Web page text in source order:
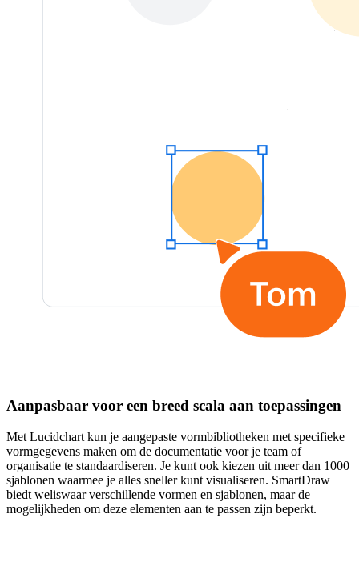
Aanpasbaar voor een breed scala aan toepassingen
Met Lucidchart kun je aangepaste vormbibliotheken met specifieke
vormgegevens maken om de documentatie voor je team of
organisatie te standaardiseren. Je kunt ook kiezen uit meer dan 1000
sjablonen waarmee je alles sneller kunt visualiseren. SmartDraw
biedt weliswaar verschillende vormen en sjablonen, maar de
mogelijkheden om deze elementen aan te passen zijn beperkt.